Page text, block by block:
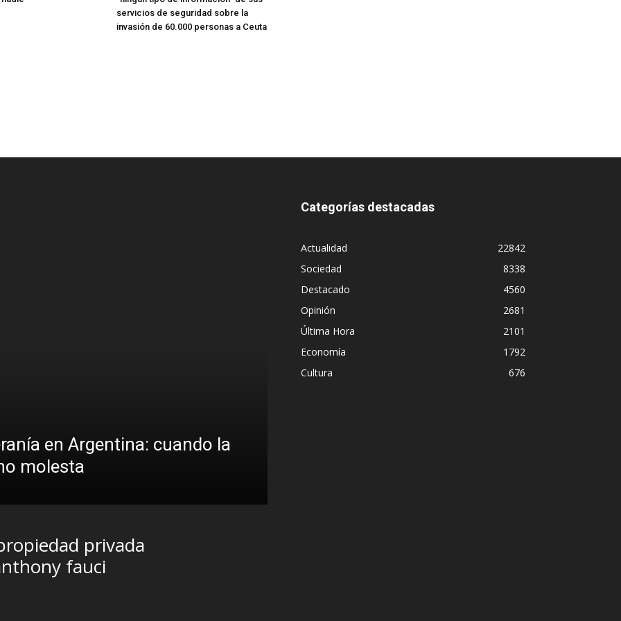
servicios de seguridad sobre la
invasión de 60.000 personas a Ceuta
en Argentina: cuando la
molesta
privada
fauci
Categorías destacadas
Actualidad
22842
Sociedad
8338
Destacado
4560
Opinión
2681
Última Hora
2101
Economía
1792
Cultura
676